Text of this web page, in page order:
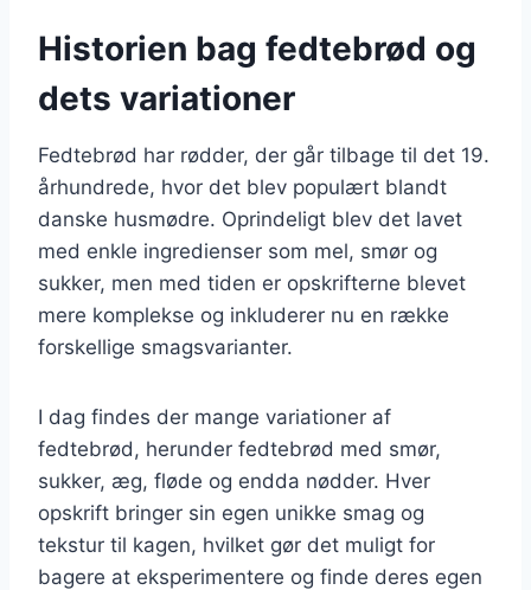
Historien bag fedtebrød og
dets variationer
Fedtebrød har rødder, der går tilbage til det 19.
århundrede, hvor det blev populært blandt
danske husmødre. Oprindeligt blev det lavet
med enkle ingredienser som mel, smør og
sukker, men med tiden er opskrifterne blevet
mere komplekse og inkluderer nu en række
forskellige smagsvarianter.
I dag findes der mange variationer af
fedtebrød, herunder fedtebrød med smør,
sukker, æg, fløde og endda nødder. Hver
opskrift bringer sin egen unikke smag og
tekstur til kagen, hvilket gør det muligt for
bagere at eksperimentere og finde deres egen